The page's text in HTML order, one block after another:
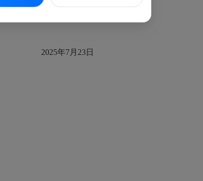
2025年7月23日